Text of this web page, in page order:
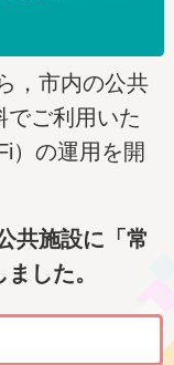
，市内の公共
でご利用いた
）の運用を開
共施設に「常
した。